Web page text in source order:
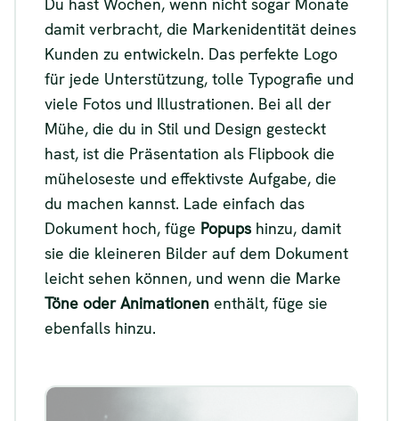
Du hast Wochen, wenn nicht sogar Monate
damit verbracht, die Markenidentität deines
Kunden zu entwickeln. Das perfekte Logo
für jede Unterstützung, tolle Typografie und
viele Fotos und Illustrationen. Bei all der
Mühe, die du in Stil und Design gesteckt
hast, ist die Präsentation als Flipbook die
müheloseste und effektivste Aufgabe, die
du machen kannst. Lade einfach das
Dokument hoch, füge Popups hinzu, damit
sie die kleineren Bilder auf dem Dokument
leicht sehen können, und wenn die Marke
Töne oder Animationen enthält, füge sie
ebenfalls hinzu.